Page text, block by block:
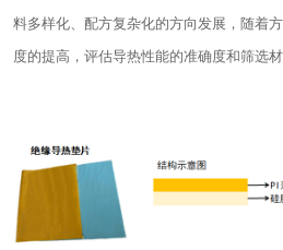
料多样化、配方复杂化的方向发展，随着
度的提高，评估导热性能的准确度和筛选